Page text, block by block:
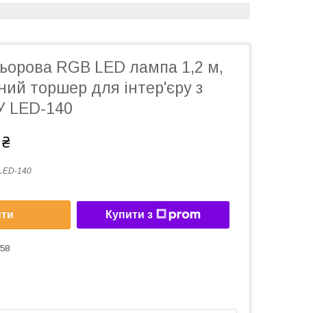
RGB LED лампа 1,2 м,
торшер для інтер'єру з
LED-140
140
Купити з